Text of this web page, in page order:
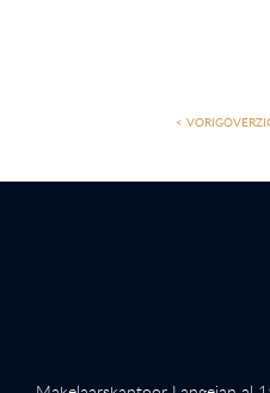
< VORIG